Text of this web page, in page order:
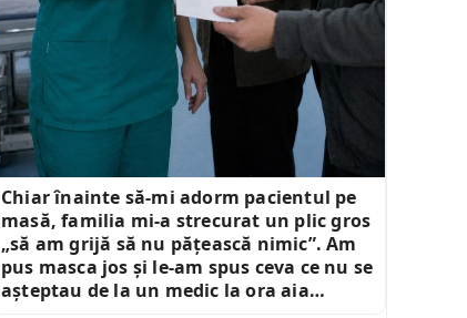
Chiar înainte să-mi adorm pacientul pe
masă, familia mi-a strecurat un plic gros
„să am grijă să nu pățească nimic”. Am
pus masca jos și le-am spus ceva ce nu se
așteptau de la un medic la ora aia…